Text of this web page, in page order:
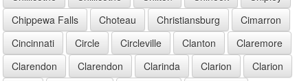
Chippewa Falls
Choteau Christiansburg
Cimarron
Cincinnati
Circle Circleville Clanton
Claremore
Clarendon
Clarendon Clarinda Clarion
Clarion